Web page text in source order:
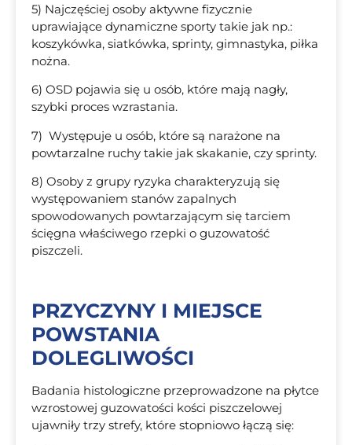
5) Najczęściej osoby aktywne fizycznie
uprawiające dynamiczne sporty takie jak np.:
koszykówka, siatkówka, sprinty, gimnastyka, piłka
nożna.
6) OSD pojawia się u osób, które mają nagły,
szybki proces wzrastania.
7) Występuje u osób, które są narażone na
powtarzalne ruchy takie jak skakanie, czy sprinty.
8) Osoby z grupy ryzyka charakteryzują się
występowaniem stanów zapalnych
spowodowanych powtarzającym się tarciem
ścięgna właściwego rzepki o guzowatość
piszczeli.
PRZYCZYNY I MIEJSCE
POWSTANIA
DOLEGLIWOŚCI
Badania histologiczne przeprowadzone na płytce
wzrostowej guzowatości kości piszczelowej
ujawniły trzy strefy, które stopniowo łączą się: